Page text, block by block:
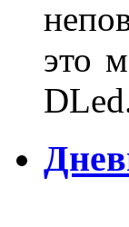
это